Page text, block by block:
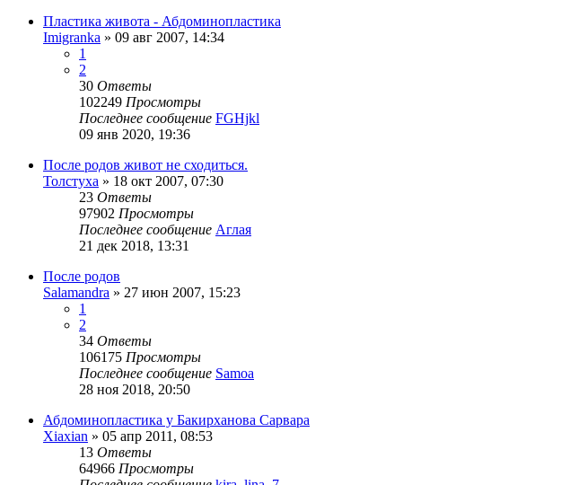
Пластика живота - Абдоминопластика
Imigranka » 09 авг 2007, 14:34
1
2
30 Ответы
102249 Просмотры
Последнее сообщение FGHjkl
09 янв 2020, 19:36
После родов живот не сходиться.
Толстуха » 18 окт 2007, 07:30
23 Ответы
97902 Просмотры
Последнее сообщение Аглая
21 дек 2018, 13:31
После родов
Salamandra » 27 июн 2007, 15:23
1
2
34 Ответы
106175 Просмотры
Последнее сообщение Samoa
28 ноя 2018, 20:50
Абдоминопластика у Бакирханова Сарвара
Xiaxian » 05 апр 2011, 08:53
13 Ответы
64966 Просмотры